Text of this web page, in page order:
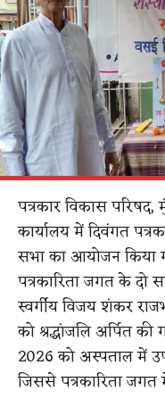
पत्रकार विकास
कार्यालय में दिवंगत
सभा का आयोजन किया
पत्रकारिता जगत के दो
स्वर्गीय विजय शंकर
को श्रद्धांजलि अर्पित की
2026 को अस्पताल में
जिससे पत्रकारिता